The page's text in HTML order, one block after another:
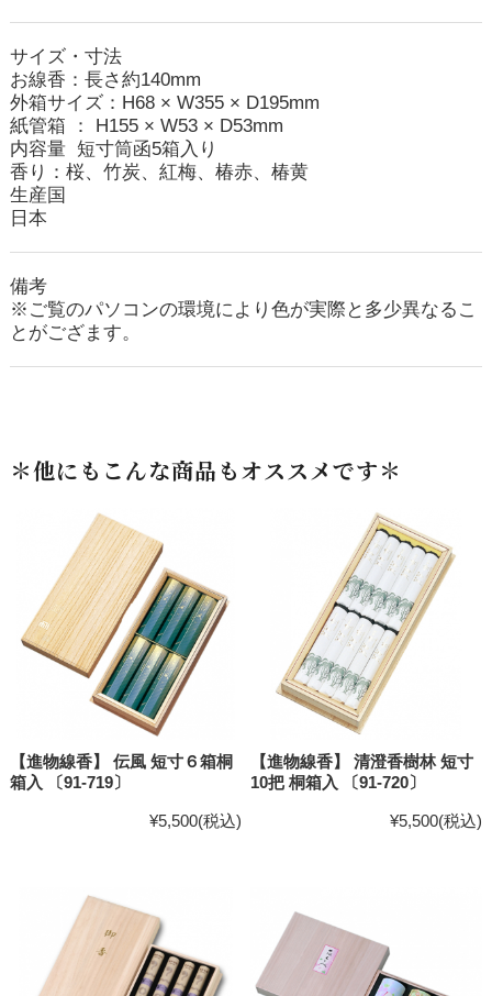
サイズ・寸法
お線香：長さ約140mm
外箱サイズ：H68 × W355 × D195mm
紙管箱 ： H155 × W53 × D53mm
内容量 短寸筒函5箱入り
香り：桜、竹炭、紅梅、椿赤、椿黄
生産国
日本
備考
※ご覧のパソコンの環境により色が実際と多少異なるこ
とがござます。
＊他にもこんな商品もオススメです＊
【進物線香】 伝風 短寸６箱桐
箱入 〔91-719〕
¥5,500(税込)
【進物線香】 清澄香樹林 短寸
10把 桐箱入 〔91-720〕
¥5,500(税込)